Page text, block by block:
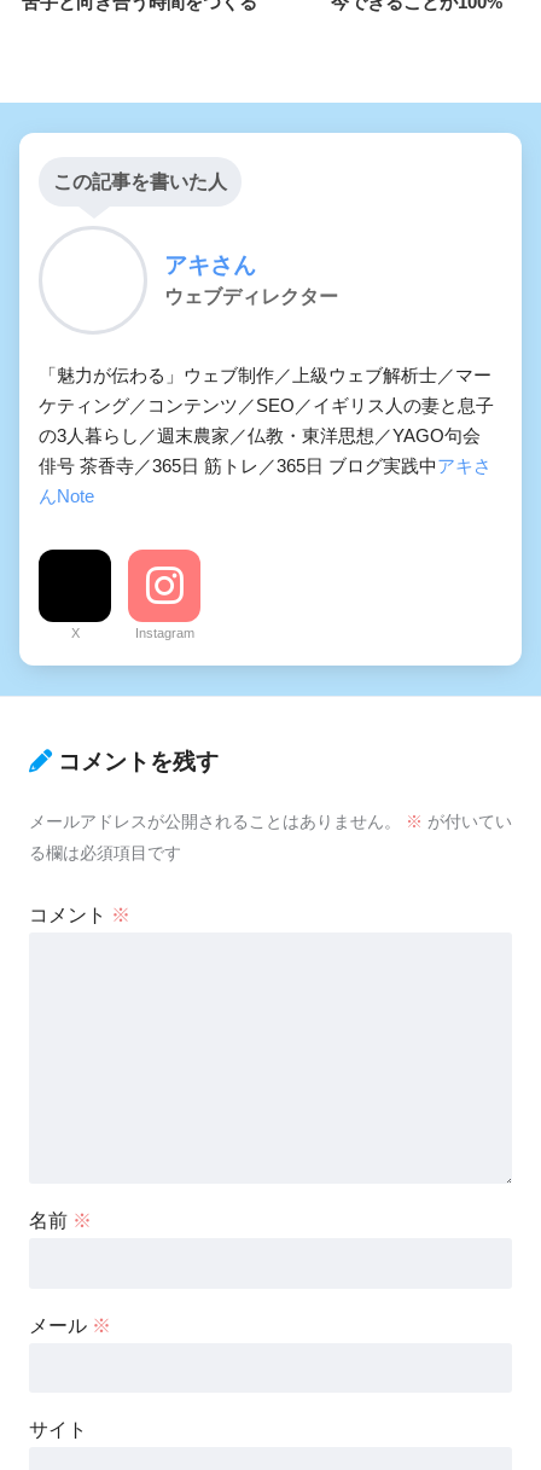
この記事を書いた人
アキさん
ウェブディレクター
「魅力が伝わる」ウェブ制作／上級ウェブ解析士／マー
ケティング／コンテンツ／SEO／イギリス人の妻と息子
の3人暮らし／週末農家／仏教・東洋思想／YAGO句会
俳号 茶香寺／365日 筋トレ／365日 ブログ実践中アキさ
んNote
X Instagram
コメントを残す
メールアドレスが公開されることはありません。 ※ が付いてい
る欄は必須項目です
コメント ※
名前 ※
メール ※
サイト